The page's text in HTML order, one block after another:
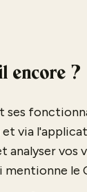
encore ?
via
vos
mentionne